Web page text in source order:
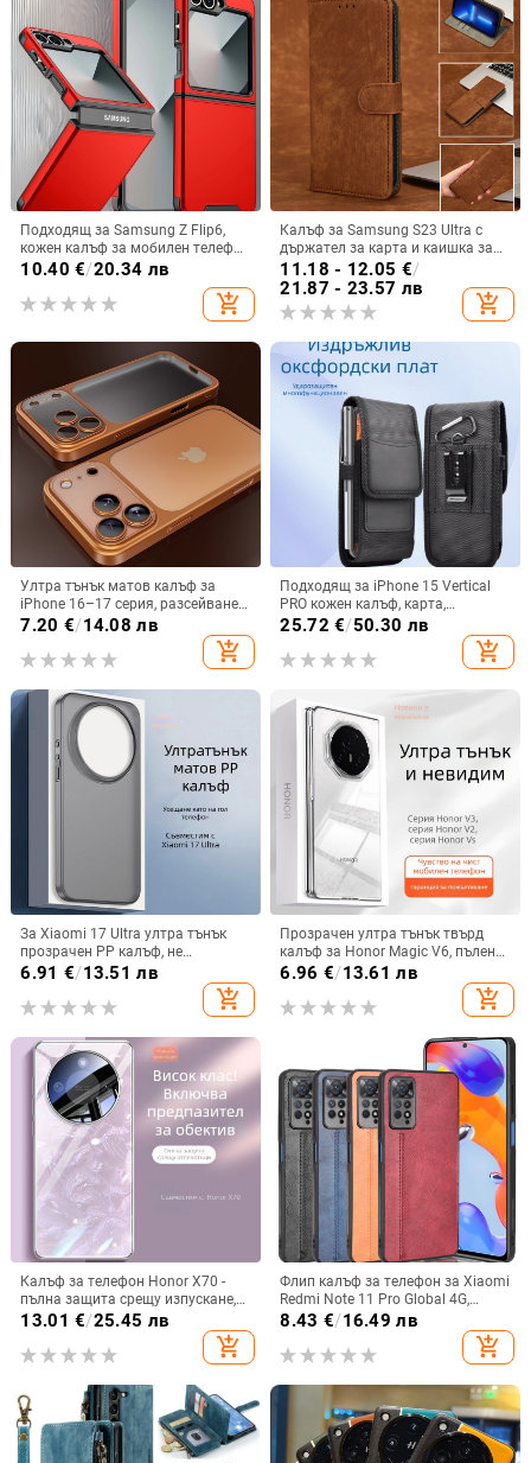
Подходящ за Samsung Z Flip6,
кожен калъф за мобилен телефон
Flip5, твърд двустранен калъф
против падане за Flip7, защитен
калъф Armor
10.40 €/20.34 лв
add_shopping_cart
Калъф за Samsung S23 Ultra с
държател за карта и каишка за
през врата
11.18 - 12.05 €/
21.87 - 23.57 лв
add_shopping_cart
Ултра тънък матов калъф за
iPhone 16–17 серия, разсейване
на топлината, пълно покритие,
удароустойчив и устойчив на
отпечатъци
7.20 €/14.08 лв
add_shopping_cart
Подходящ за iPhone 15 Vertical
PRO кожен калъф, карта,
оксфордски плат, найлонов плат,
мобилен телефон
25.72 €/50.30 лв
add_shopping_cart
За Xiaomi 17 Ultra ултра тънък
прозрачен PP калъф, не
пожълтява, матиран финиш и
6.91 €/13.51 лв
add_shopping_cart
Прозрачен ултра тънък твърд
калъф за Honor Magic V6, пълен
обхват, защита от падане, за
сгъваем дисплей, с огледална
повърхност
6.96 €/13.61 лв
add_shopping_cart
Калъф за телефон Honor X70 -
пълна защита срещу изпускане,
закалено стъкло, модел Аурора
13.01 €/25.45 лв
add_shopping_cart
Флип калъф за телефон за Xiaomi
Redmi Note 11 Pro Global 4G,
имитационна кожа, бизнес стил
8.43 €/16.49 лв
add_shopping_cart